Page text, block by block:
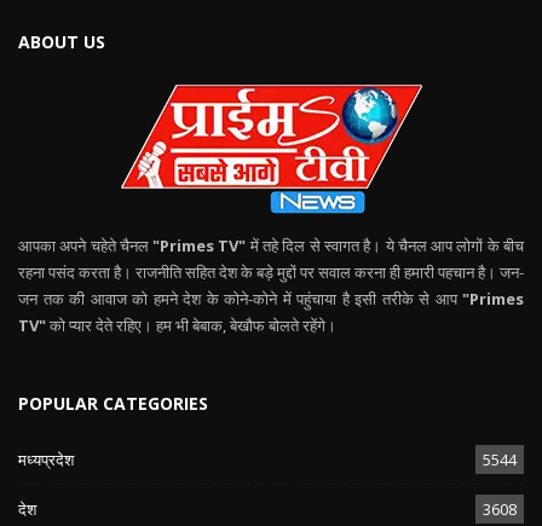
ABOUT US
आपका अपने चहेते चैनल "Primes TV" में तहे दिल से स्वागत है। ये चैनल आप लोगों के बीच
रहना पसंद करता है। राजनीति सहित देश के बड़े मुद्दों पर सवाल करना ही हमारी पहचान है। जन-
जन तक की आवाज को हमने देश के कोने-कोने में पहुंचाया है इसी तरीके से आप "Primes
TV"को प्यार देते रहिए। हम भी बेबाक, बेखौफ बोलते रहेंगे।
POPULAR CATEGORIES
मध्यप्रदेश 5544
देश 3608